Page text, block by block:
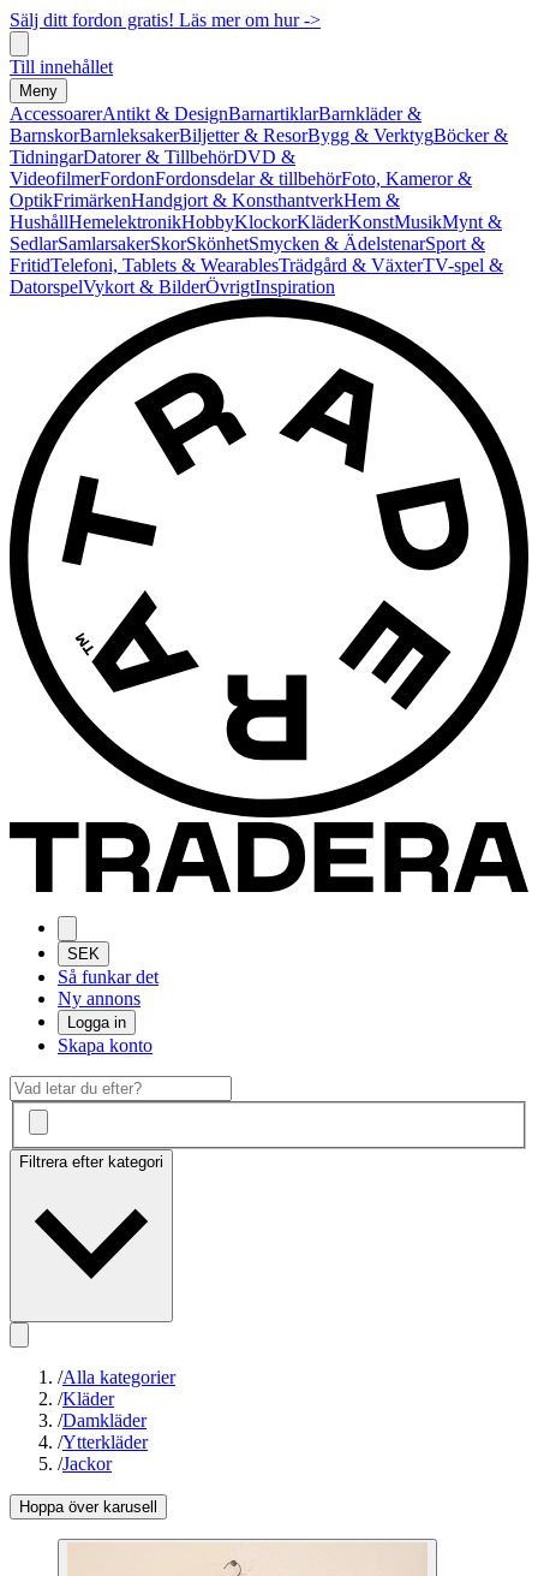
Sälj ditt fordon gratis! Läs mer om hur ->
Till innehållet
Meny
AccessoarerAntikt & DesignBarnartiklarBarnkläder &
BarnskorBarnleksakerBiljetter & ResorBygg & VerktygBöcker &
TidningarDatorer & TillbehörDVD &
VideofilmerFordonFordonsdelar & tillbehörFoto, Kameror &
OptikFrimärkenHandgjort & KonsthantverkHem &
HushållHemelektronikHobbyKlockorKläderKonstMusikMynt &
SedlarSamlarsakerSkorSkönhetSmycken & ÄdelstenarSport &
FritidTelefoni, Tablets & WearablesTrädgård & VäxterTV-spel &
DatorspelVykort & BilderÖvrigtInspiration
SEK
Så funkar det
Ny annons
Logga in
Skapa konto
Filtrera efter kategori
/Alla kategorier
/Kläder
/Damkläder
/Ytterkläder
/Jackor
Hoppa över karusell